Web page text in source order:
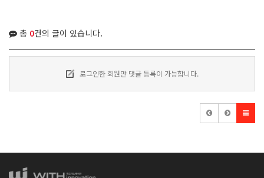
총 0건의 글이 있습니다.
로그인한 회원만 댓글 등록이 가능합니다.